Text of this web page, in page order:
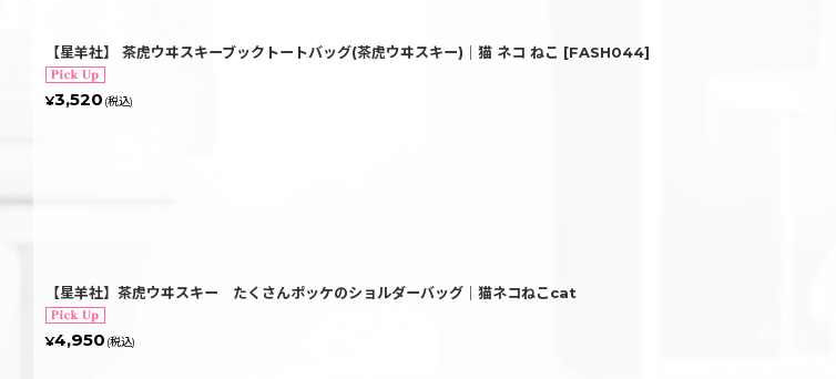
【星羊社】 茶虎ウヰスキーブックトートバッグ(茶虎ウヰスキー)｜猫 ネコ ねこ [FASH044]
¥3,520 (税込)
【星羊社】茶虎ウヰスキー たくさんポッケのショルダーバッグ｜猫ネコねこcat
¥4,950 (税込)